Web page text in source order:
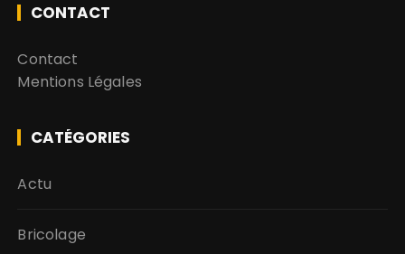
CONTACT
Contact
Mentions Légales
CATÉGORIES
Actu
Bricolage